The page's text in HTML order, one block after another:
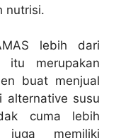
nutrisi.
lebih dari
itu merupakan
buat menjual
alternative susu
cuma lebih
juga memiliki